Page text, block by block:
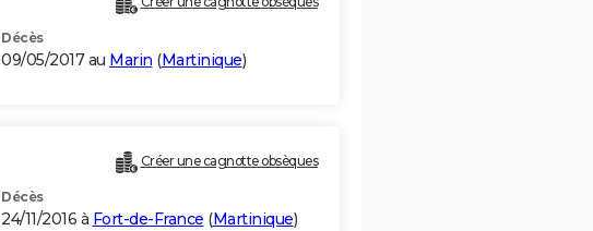
Décès
09/05/2017 au Marin (Martinique)
Créer une cagnotte obsèques
Décès
24/11/2016 à Fort-de-France (Martinique)